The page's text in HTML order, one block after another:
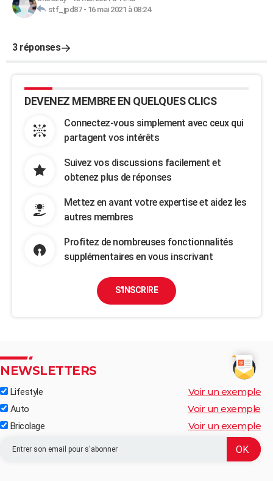
stf_jpd87- 16 mai 2021 à 08:24
3 réponses
DEVENEZ MEMBRE EN QUELQUES CLICS
Connectez-vous simplement avec ceux qui
partagent vos intérêts
Suivez vos discussions facilement et
obtenez plus de réponses
Mettez en avant votre expertise et aidez les
autres membres
Profitez de nombreuses fonctionnalités
supplémentaires en vous inscrivant
S'INSCRIRE
NEWSLETTERS
Lifestyle Voir un exemple
Auto Voir un exemple
Bricolage Voir un exemple